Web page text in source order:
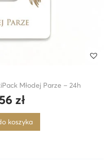
Młodej Parze – 24h
zł
koszyka